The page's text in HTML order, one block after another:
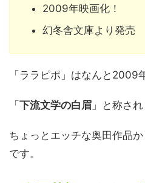
2009年映画化！
幻冬舎文庫より発売
「ララピポ」はなんと2009
「 下流文学の白眉 」と称され
ちょっとエッチな奥田作品
です。